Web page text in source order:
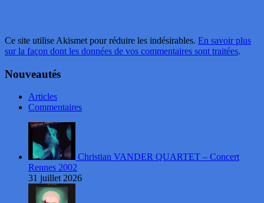
Ce site utilise Akismet pour réduire les indésirables. En savoir plus
sur la façon dont les données de vos commentaires sont traitées.
Nouveautés
Articles
Commentaires
Christian VANDER QUARTET – Concert
Rennes 2002
31 juillet 2026